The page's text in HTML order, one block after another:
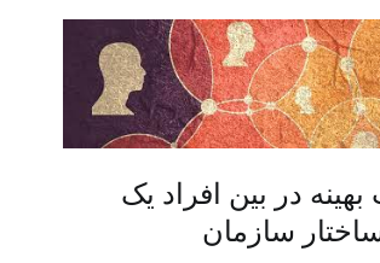
بهینه در بین افراد یک
سازمان